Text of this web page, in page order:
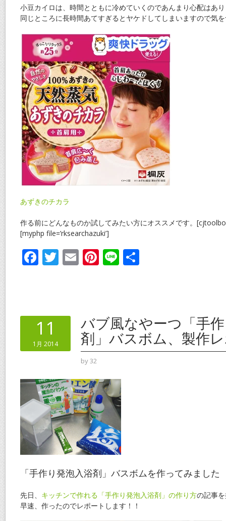
小豆カイロは、時間とともに冷めていくのであんまり心配はあ
同じところに長時間あてすぎるとヤケドしてしまいますので気
あずきのチカラ
作る前にどんなものか試してみたい方にオススメです。
[myphp file=’rksearchazuki’]
F
o
o
k
T E Pi
st
Li
11
1月 2014
バブ風なやーつ「手
剤」バスボム、製作
by32
「手作り発泡入浴剤」バスボムを作ってみました
先日、 キッチンで作れる「手作り発泡入浴剤」の作り方の記事
早速、作ったのでレポートします！！